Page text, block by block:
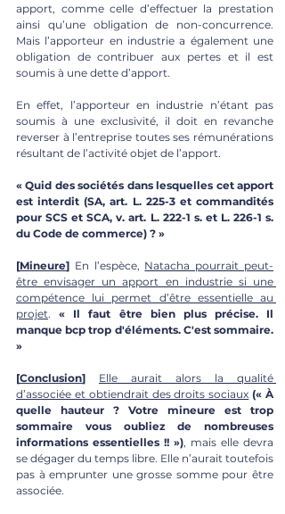
apport, comme celle d’effectuer la prestation
ainsi qu’une obligation de non-concurrence.
Mais l’apporteur en industrie a également une
obligation de contribuer aux pertes et il est
soumis à une dette d’apport.
En effet, l’apporteur en industrie n’étant pas
soumis à une exclusivité, il doit en revanche
reverser à l’entreprise toutes ses rémunérations
résultant de l’activité objet de l’apport.
« Quid des sociétés dans lesquelles cet apport
est interdit (SA, art. L. 225-3 et commandités
pour SCS et SCA, v. art. L. 222-1 s. et L. 226-1 s.
du Code de commerce) ? »
[Mineure] En l’espèce, Natacha pourrait peut-
être envisager un apport en industrie si une
compétence lui permet d’être essentielle au
projet. « Il faut être bien plus précise. Il
manque bcp trop d'éléments. C'est sommaire.
»
[Conclusion]
Elle aurait alors la qualité
d’associée et obtiendrait des droits sociaux (« À
quelle hauteur ? Votre mineure est trop
sommaire vous oubliez de nombreuses
informations essentielles !! »), mais elle devra
se dégager du temps libre. Elle n’aurait toutefois
pas à emprunter une grosse somme pour être
associée.